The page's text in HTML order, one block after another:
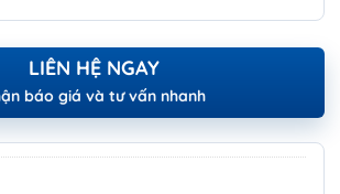
LIÊN HỆ NGAY
báo giá và tư vấn nhanh